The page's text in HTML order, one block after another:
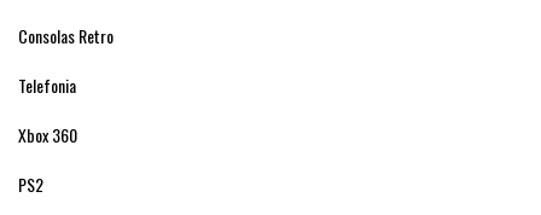
Consolas Retro
Telefonia
Xbox 360
PS2